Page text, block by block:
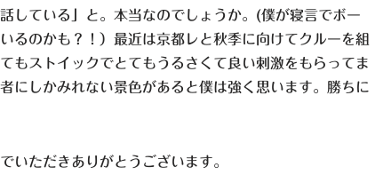
している」と。本当なのでしょうか。(僕が寝言でボー
るのかも？！）最近は京都レと秋季に向けてクルーを組
もストイックでとてもうるさくて良い刺激をもらってま
にしかみれない景色があると僕は強く思います。勝ちに
いただきありがとうございます。